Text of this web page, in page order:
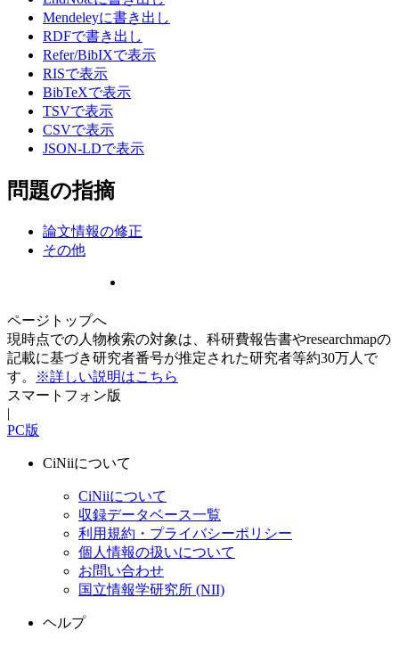
Mendeleyに書き出し
RDFで書き出し
Refer/BibIXで表示
RISで表示
BibTeXで表示
TSVで表示
CSVで表示
JSON-LDで表示
問題の指摘
論文情報の修正
その他
ページトップへ
現時点での人物検索の対象は、科研費報告書やresearchmapの
記載に基づき研究者番号が推定された研究者等約30万人で
す。
※詳しい説明はこちら
スマートフォン版
|
PC版
CiNiiについて
CiNiiについて
収録データベース一覧
利用規約・プライバシーポリシー
個人情報の扱いについて
お問い合わせ
国立情報学研究所 (NII)
ヘルプ